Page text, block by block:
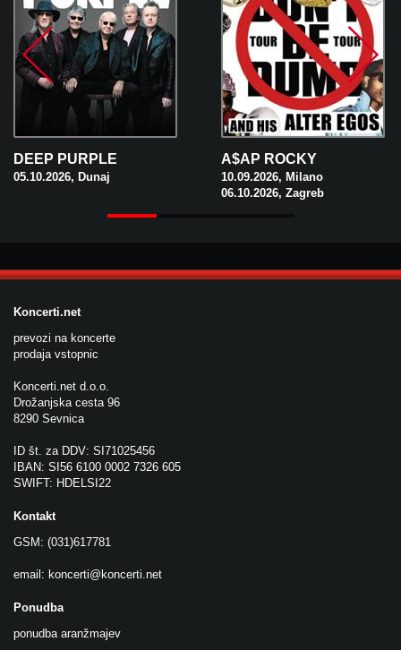
DEEP PURPLE
05.10.2026, Dunaj
A$AP ROCKY
10.09.2026, Milano
06.10.2026, Zagreb
Koncerti.net
prevozi na koncerte
prodaja vstopnic
Koncerti.net d.o.o.
Drožanjska cesta 96
8290 Sevnica
ID št. za DDV: SI71025456
IBAN: SI56 6100 0002 7326 605
SWIFT: HDELSI22
Kontakt
GSM: (031)617781
email: koncerti@koncerti.net
Ponudba
ponudba aranžmajev